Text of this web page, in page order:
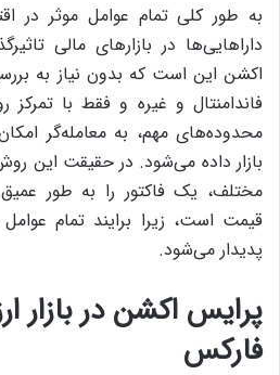
به طور کلی تمام عوامل موثر در
داراهایی‌ها در بازارهای مالی
اکشن این است که بدون نیاز به
فاندامنتال و غیره و فقط با
محدوده‌های مهم، به معامله‌گر
بازار داده می‌شود. در حقیقت این
مختلف، یک فاکتور را به طور
قیمت است، زیرا برایند تمام
پدیدار می‌شود.
پرایس اکشن در بازار
فارکس